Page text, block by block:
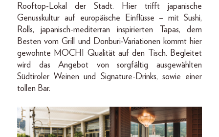
Rooftop-Lokal der Stadt. Hier trifft japanische
Genusskultur auf europäische Einflüsse – mit Sushi,
Rolls, japanisch-mediterran inspirierten Tapas, dem
Besten vom Grill und Donburi-Variationen kommt hier
gewohnte MOCHI Qualität auf den Tisch. Begleitet
wird das Angebot von sorgfältig ausgewählten
Südtiroler Weinen und Signature-Drinks, sowie einer
tollen Bar.